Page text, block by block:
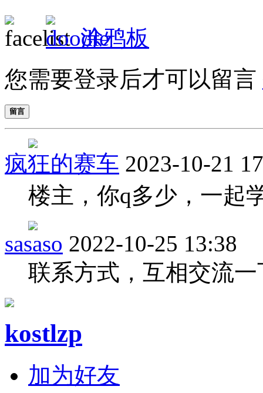
涂鸦板
您需要登录后才可以留言
留言
疯狂的赛车 2023-10-21
楼主，你q多少，一起
sasaso 2022-10-25 13:38
联系方式，互相交流一
kostlzp
加为好友